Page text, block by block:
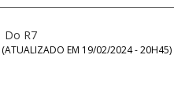
Do R7
(ATUALIZADO EM 19/02/2024 - 20H45)